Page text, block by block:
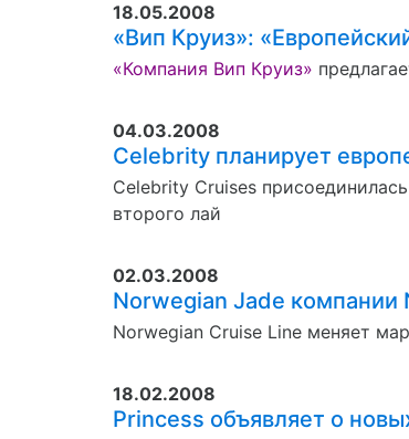
18.05.2008
«Вип Круиз»:
«Компания Вип Круиз»
04.03.2008
Celebrity планирует
Celebrity Cruises
второго лай
02.03.2008
Norwegian Jade компании
Norwegian Cruise Line меняет
18.02.2008
Princess объявляет о